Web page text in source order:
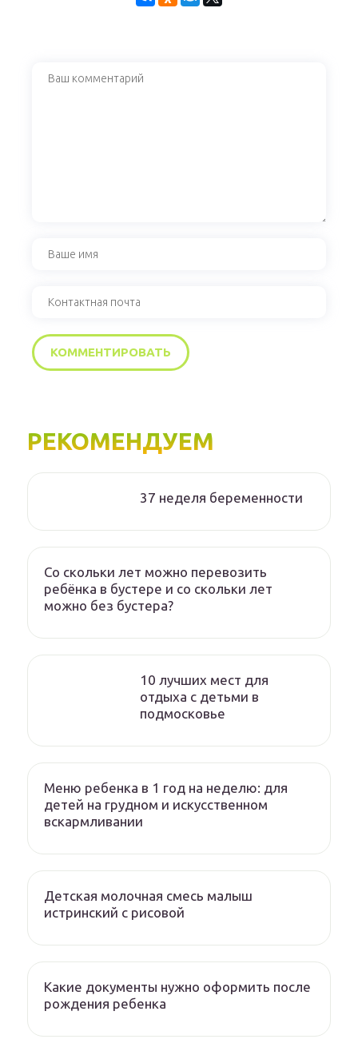
РЕКОМЕНДУЕМ
37 неделя беременности
Со скольки лет можно перевозить
ребёнка в бустере и со скольки лет
можно без бустера?
10 лучших мест для
отдыха с детьми в
подмосковье
Меню ребенка в 1 год на неделю: для
детей на грудном и искусственном
вскармливании
Детская молочная смесь малыш
истринский с рисовой
Какие документы нужно оформить после
рождения ребенка